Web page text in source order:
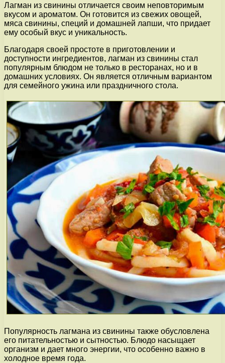
Лагман из свинины отличается своим неповторимым
вкусом и ароматом. Он готовится из свежих овощей,
мяса свинины, специй и домашней лапши, что придает
ему особый вкус и уникальность.
Благодаря своей простоте в приготовлении и
доступности ингредиентов, лагман из свинины стал
популярным блюдом не только в ресторанах, но и в
домашних условиях. Он является отличным вариантом
для семейного ужина или праздничного стола.
Популярность лагмана из свинины также обусловлена
его питательностью и сытностью. Блюдо насыщает
организм и дает много энергии, что особенно важно в
холодное время года.